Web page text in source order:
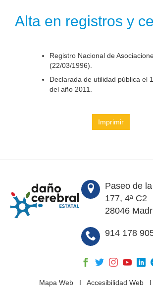
Alta en registros y
Registro Nacional de
(22/03/1996).
Declarada de utilidad pública el
del año 2011.
Imprimir
Paseo de
177, 4ª C2
28046
914 178
Mapa WebI Accesibilidad WebI